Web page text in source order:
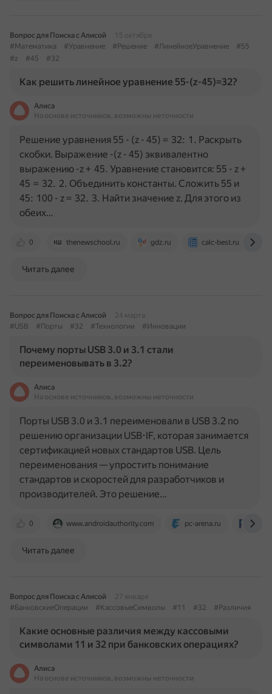
Вопрос для Поиска с Алисой
15 октября
#Математика
#Уравнение #Решение #ЛинейноеУравнение
#55
#z
#45 #32
Как решить линейное уравнение 55-(z-45)=32?
Алиса
На основе источников, возможны неточности
0 thenewschool.ru gdz.ru calc-best.ru
Решение уравнения 55 - (z - 45) = 32: 1. Раскрыть
скобки. Выражение -(z - 45) эквивалентно
выражению -z + 45. Уравнение становится: 55 - z +
45 = 32. 2. Объединить константы. Сложить 55 и
45: 100 - z = 32. 3. Найти значение z. Для этого из
обеих…
Читать далее
Вопрос для Поиска с Алисой
24 марта
#USB
#Порты #32 #Технологии #Инновации
Почему порты USB 3.0 и 3.1 стали
переименовывать в 3.2?
Алиса
На основе источников, возможны неточности
0 www.androidauthority.com pc-arena.ru
Порты USB 3.0 и 3.1 переименовали в USB 3.2 по
решению организации USB-IF, которая занимается
сертификацией новых стандартов USB. Цель
переименования — упростить понимание
стандартов и скоростей для разработчиков и
производителей. Это решение…
Читать далее
Вопрос для Поиска с Алисой
27 января
#БанковскиеОперации
#КассовыеСимволы #11 #32 #Различия
Какие основные различия между кассовыми
символами 11 и 32 при банковских операциях?
Алиса
На основе источников, возможны неточности